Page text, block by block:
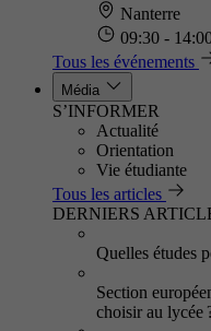
Nanterre
09:30 -
Tous les événements
Média
S’INFORMER
Actualité
Orientation
Vie étudiante
Tous les articles
DERNIERS
Quelles études
Section
choisir au lycée